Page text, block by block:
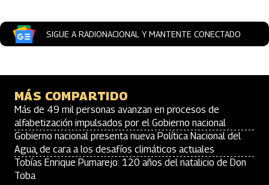
SIGUE A RADIONACIONAL Y MANTENTE CONECTADO
MÁS COMPARTIDO
Más de 49 mil personas avanzan en procesos de
alfabetización impulsados por el Gobierno nacional
Gobierno nacional presenta nueva Política Nacional del
Agua, de cara a los desafíos climáticos actuales
Tobías Enrique Pumarejo: 120 años del natalicio de Don
Toba